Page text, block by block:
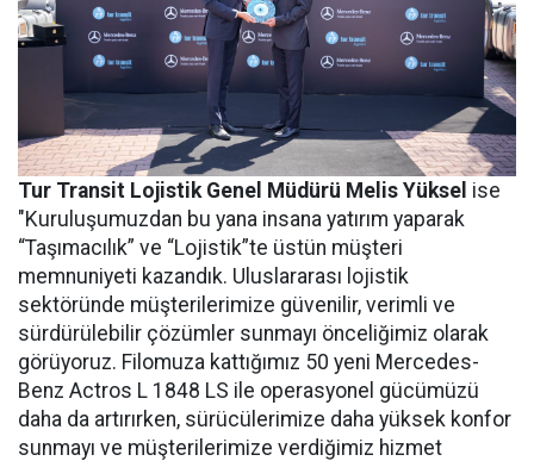
Tur Transit Lojistik Genel Müdürü Melis Yüksel ise
"Kuruluşumuzdan bu yana insana yatırım yaparak
“Taşımacılık” ve “Lojistik”te üstün müşteri
memnuniyeti kazandık. Uluslararası lojistik
sektöründe müşterilerimize güvenilir, verimli ve
sürdürülebilir çözümler sunmayı önceliğimiz olarak
görüyoruz. Filomuza kattığımız 50 yeni Mercedes-
Benz Actros L 1848 LS ile operasyonel gücümüzü
daha da artırırken, sürücülerimize daha yüksek konfor
sunmayı ve müşterilerimize verdiğimiz hizmet